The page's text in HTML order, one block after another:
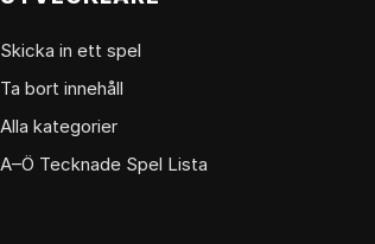
Skicka in ett spel
Ta bort innehåll
Alla kategorier
A–Ö Tecknade Spel Lista